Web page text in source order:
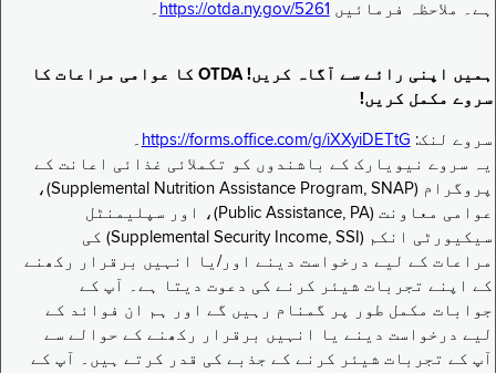
ہے۔ ملاحظہ فرمائیں https://otda.ny.gov/5261 ۔
ہمیں اپنی رائے سے آگاہ کریں! OTDA کا عوامی مراعات کا
سروے مکمل کریں!
سروے لنک: https://forms.office.com/g/iXXyiDETtG ۔
یہ سروے نیویارک کے باشندوں کو تکملائی غذائی اعانت کے
پروگرام (Supplemental Nutrition Assistance Program, SNAP)،
عوامی معاونت (Public Assistance, PA)، اور سپلیمنٹل
سیکیورٹی انکم (Supplemental Security Income, SSI) کی
مراعات کے لیے درخواست دینے اور/یا انہیں برقرار رکھنے
کے اپنے تجربات شیئر کرنے کی دعوت دیتا ہے۔ آپ کے
جوابات مکمل طور پر گمنام رہیں گے اور ہم ان فوائد کے
لیے درخواست دینے یا انہیں برقرار رکھنے کے حوالے سے
آپ کے تجربات شیئر کرنے کے جذبے کی قدر کرتے ہیں۔ آپ کے